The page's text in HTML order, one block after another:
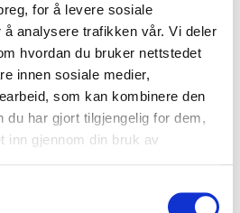
for å levere sosiale
analysere trafikken vår. Vi deler
hvordan du bruker nettstedet
innen sosiale medier,
som kan kombinere den
du har gjort tilgjengelig for dem,
inn gjennom din bruk av
Teflon-coated carbon steel
large, hard branches on
telescopic aluminium shaft and